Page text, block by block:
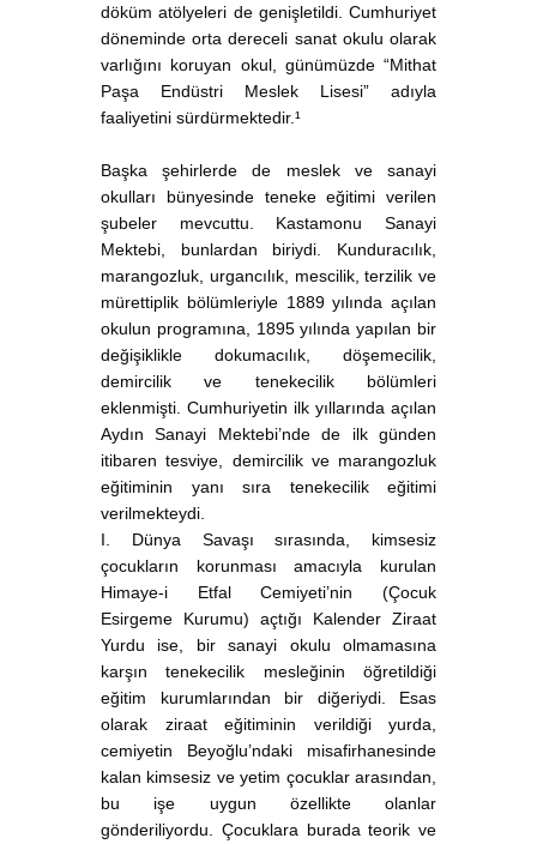
döküm atölyeleri de genişletildi. Cumhuriyet
döneminde orta dereceli sanat okulu olarak
varlığını koruyan okul, günümüzde “Mithat
Paşa Endüstri Meslek Lisesi” adıyla
faaliyetini sürdürmektedir.¹
Başka şehirlerde de meslek ve sanayi
okulları bünyesinde teneke eğitimi verilen
şubeler mevcuttu. Kastamonu Sanayi
Mektebi, bunlardan biriydi. Kunduracılık,
marangozluk, urgancılık, mescilik, terzilik ve
mürettiplik bölümleriyle 1889 yılında açılan
okulun programına, 1895 yılında yapılan bir
değişiklikle dokumacılık, döşemecilik,
demircilik ve tenekecilik bölümleri
eklenmişti. Cumhuriyetin ilk yıllarında açılan
Aydın Sanayi Mektebi’nde de ilk günden
itibaren tesviye, demircilik ve marangozluk
eğitiminin yanı sıra tenekecilik eğitimi
verilmekteydi.
I. Dünya Savaşı sırasında, kimsesiz
çocukların korunması amacıyla kurulan
Himaye-i Etfal Cemiyeti’nin (Çocuk
Esirgeme Kurumu) açtığı Kalender Ziraat
Yurdu ise, bir sanayi okulu olmamasına
karşın tenekecilik mesleğinin öğretildiği
eğitim kurumlarından bir diğeriydi. Esas
olarak ziraat eğitiminin verildiği yurda,
cemiyetin Beyoğlu’ndaki misafirhanesinde
kalan kimsesiz ve yetim çocuklar arasından,
bu işe uygun özellikte olanlar
gönderiliyordu. Çocuklara burada teorik ve